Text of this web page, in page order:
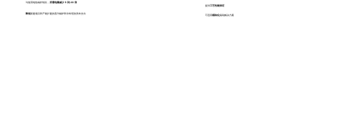
与使用电热锅炉相比，所需电量减少 5 到 20 倍
降低新建项目和产能扩建的蒸汽锅炉和冷却塔的资本支出
提供工艺性能保证
可适用模块化撬装解决方案